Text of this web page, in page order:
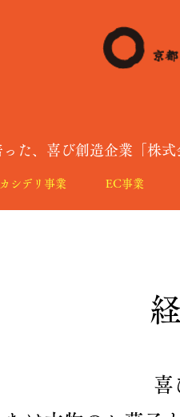
た、喜び創造企業「株
カシデリ事業 EC事業
喜